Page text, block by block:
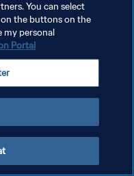
You can select
the buttons on the
my personal
Portal